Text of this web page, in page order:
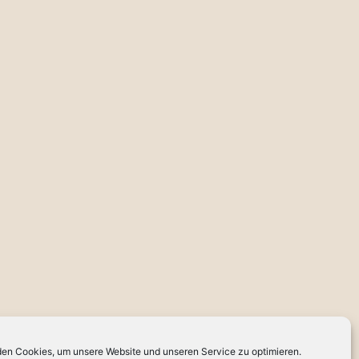
Cookies, um unsere Website und unseren Service zu optimieren.